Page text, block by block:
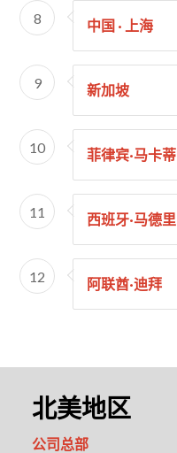
8 中国 · 上海
9 新加坡
10 菲律宾·马卡蒂
11 西班牙·马德里
12 阿联酋·迪拜
北美地区
公司总部